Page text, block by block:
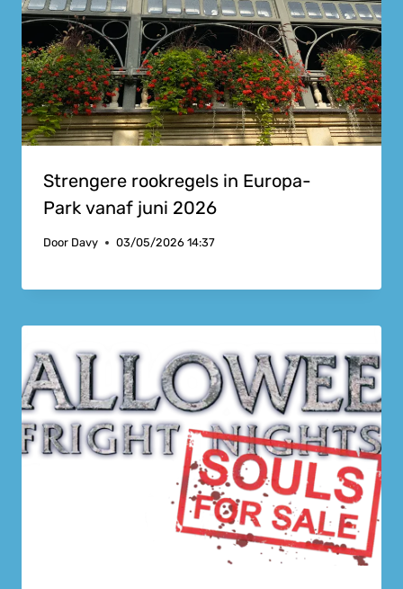
Strengere rookregels in Europa-
Park vanaf juni 2026
Door Davy 03/05/2026 14:37